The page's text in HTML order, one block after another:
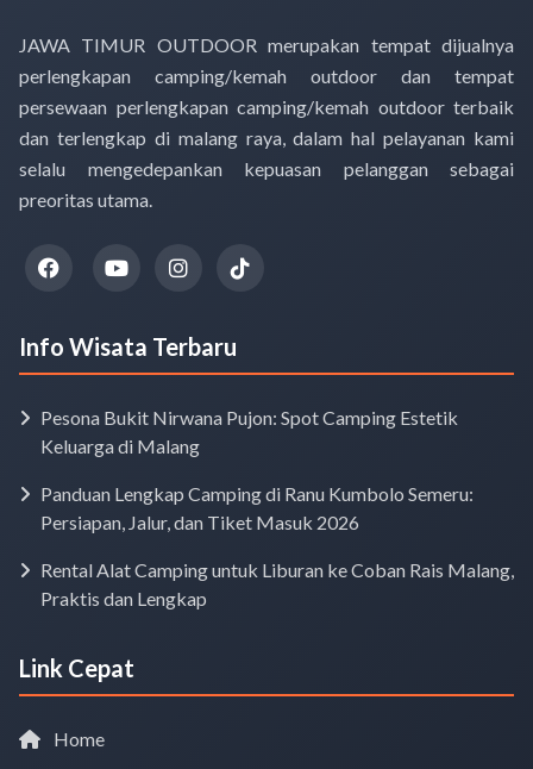
JAWA TIMUR OUTDOOR merupakan tempat dijualnya
perlengkapan camping/kemah outdoor dan tempat
persewaan perlengkapan camping/kemah outdoor terbaik
dan terlengkap di malang raya, dalam hal pelayanan kami
selalu mengedepankan kepuasan pelanggan sebagai
preoritas utama.
Info Wisata Terbaru
Pesona Bukit Nirwana Pujon: Spot Camping Estetik
Keluarga di Malang
Panduan Lengkap Camping di Ranu Kumbolo Semeru:
Persiapan, Jalur, dan Tiket Masuk 2026
Rental Alat Camping untuk Liburan ke Coban Rais Malang,
Praktis dan Lengkap
Link Cepat
Home